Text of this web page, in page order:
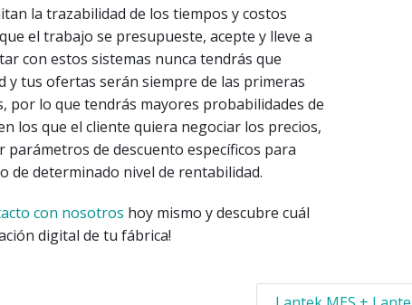
la trazabilidad de los tiempos y costos
el trabajo se presupueste, acepte y lleve a
con estos sistemas nunca tendrás que
tus ofertas serán siempre de las primeras
por lo que tendrás mayores probabilidades de
los que el cliente quiera negociar los precios,
de descuento específicos para
de determinado nivel de rentabilidad.
con nosotros hoy mismo y descubre cuál
digital de tu fábrica!